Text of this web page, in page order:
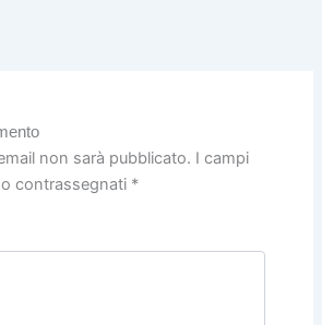
non sarà pubblicato. I campi
contrassegnati *